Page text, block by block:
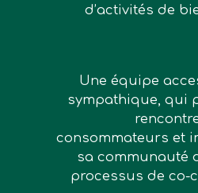
d’activités de
Une équipe
sympathique, qui
consommateurs et
sa communauté
processus de co-